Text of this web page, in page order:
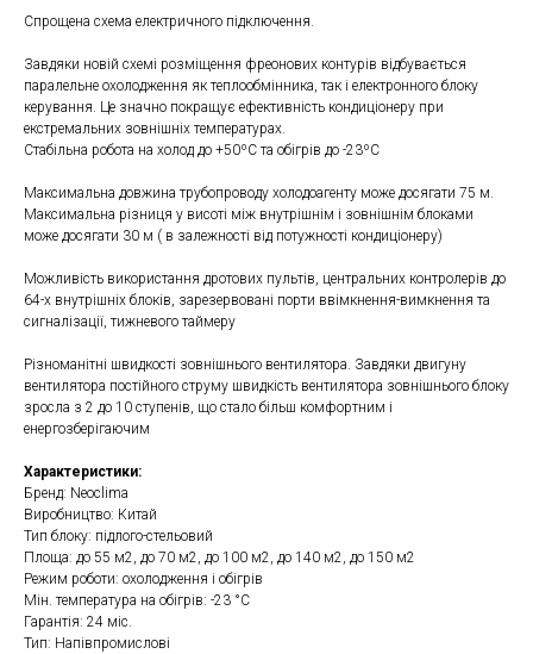
Спрощена схема електричного підключення.
Завдяки новій схемі розміщення фреонових контурів відбувається
паралельне охолодження як теплообмінника, так і електронного блоку
керування. Це значно покращує ефективність кондиціонеру при
екстремальних зовнішніх температурах.
Стабільна робота на холод до +50ºС та обігрів до -23ºС
Максимальна довжина трубопроводу холодоагенту може досягати 75 м.
Максимальна різниця у висоті між внутрішнім і зовнішнім блоками
може досягати 30 м ( в залежності від потужності кондиціонеру)
Можливість використання дротових пультів, центральних контролерів до
64-х внутрішніх блоків, зарезервовані порти ввімкнення-вимкнення та
сигналізації, тижневого таймеру
Різноманітні швидкості зовнішнього вентилятора. Завдяки двигуну
вентилятора постійного струму швидкість вентилятора зовнішнього блоку
зросла з 2 до 10 ступенів, що стало більш комфортним і
енергозберігаючим
Характеристики:
Бренд: Neoclima
Виробництво: Китай
Тип блоку: підлого-стельовий
Площа: до 55 м2, до 70 м2, до 100 м2, до 140 м2, до 150 м2
Режим роботи: охолодження і обігрів
Мін. температура на обігрів: -23 °C
Гарантія: 24 міс.
Тип: Напівпромислові